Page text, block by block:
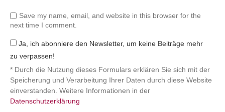
Save my name, email, and website in this browser for the
next time I comment.
Ja, ich abonniere den Newsletter, um keine Beiträge mehr
zu verpassen!
* Durch die Nutzung dieses Formulars erklären Sie sich mit der
Speicherung und Verarbeitung Ihrer Daten durch diese Website
einverstanden. Weitere Informationen in der
Datenschutzerklärung